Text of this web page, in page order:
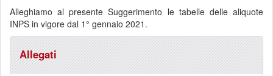
Alleghiamo al presente Suggerimento le tabelle delle aliquote
INPS in vigore dal 1° gennaio 2021.
Allegati